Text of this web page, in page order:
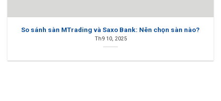
So sánh sàn MTrading và Saxo Bank: Nên chọn sàn nào?
Th9 10, 2025